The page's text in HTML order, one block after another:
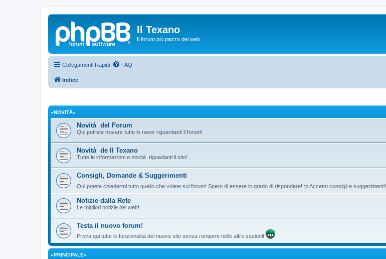
Il Texano
Il forum più pazzo del web
Collegamenti Rapidi FAQ
Indice
«NOVITÀ»
Novità del Forum
Qui potrete trovare tutte le news riguardanti il forum!
Novità de Il Texano
Tutte le informazioni e novità riguadanti il sito!
Consigli, Domande & Suggerimenti
Qui potete chiedermi tutto quello che volete sul forum! Spero di essere in grado di rispondere! :p Accetto consigli e suggerimenti!
Notizie dalla Rete
Le migliori notizie del web!
Testa il nuovo forum!
Prova qui tutte le funzionalità del nuovo sito senza rompere nelle altre sezioni!
«PRINCIPALE»